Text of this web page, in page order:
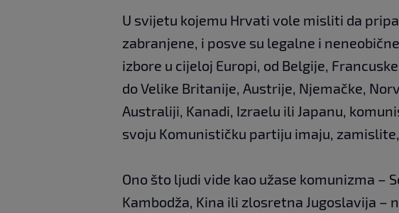
U svijetu kojemu Hrvati vole misliti da
zabranjene, i posve su legalne i
izbore u cijeloj Europi, od Belgije,
do Velike Britanije, Austrije, Njemačke,
Australiji, Kanadi, Izraelu ili Japanu,
svoju Komunističku partiju imaju,
Ono što ljudi vide kao užase komunizma –
Kambodža, Kina ili zlosretna Jugoslavija –